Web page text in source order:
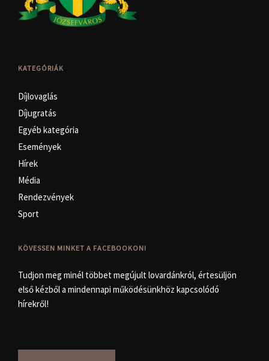
KATEGÓRIÁK
Díjlovaglás
Díjugratás
Egyéb kategória
Események
Hírek
Média
Rendezvények
Sport
KÖVESSEN MINKET A FACEBOOKON!
Tudjon meg minél többet megújult lovardánkról, értesüljön
első kézből a mindennapi működésünkhöz kapcsolódó
hírekről!